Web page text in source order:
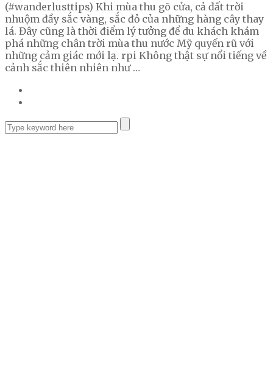
(#wanderlusttips) Khi mùa thu gõ cửa, cả đất trời
nhuộm đầy sắc vàng, sắc đỏ của những hàng cây thay
lá. Đây cũng là thời điểm lý tưởng để du khách khám
phá những chân trời mùa thu nước Mỹ quyến rũ với
những cảm giác mới lạ. rpi Không thật sự nổi tiếng về
cảnh sắc thiên nhiên như …